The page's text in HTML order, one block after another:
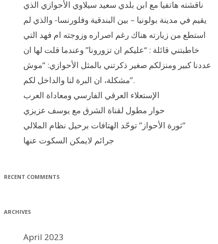
ناقشته هاتفيا مع ابن بلدي سعيد سيلاوي الأحوازي الذي
يقيم في مدينة بولونيا – بين البندقية وفلورنسا- والذي لم
استطع من زيارته هناك رغم اصراره وزوجته ام فهد التي
خاطبتني قائلة : “عليكم ان تزورونا” وعندما قلت لها ان
عددنا كبير ومنزلكم صغير ذكرتني بالمثل الأحوازي: “موش
مشكلة، ان البرة لنا والداخل لكم”.
الإستعلاء العرقي الفارسي ومعاداة العرب
حوار مطول لقناة الشرق مع يوسف عزيزي
ثورة الأحواز” توحّد الهتافات برحيل نظام الملالي”
جرائم لايمكن السكوت عنها
RECENT COMMENTS
ARCHIVES
April 2023